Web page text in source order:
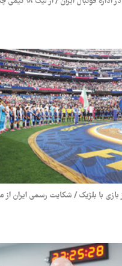
با بلژیک / شکایت رسمی ایران از